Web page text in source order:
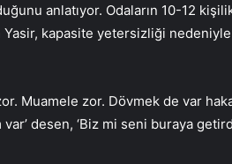
anlatıyor. Odaların 10-12
Yasir, kapasite yetersizliği
Muamele zor. Dövmek de var
desen, ‘Biz mi seni buraya